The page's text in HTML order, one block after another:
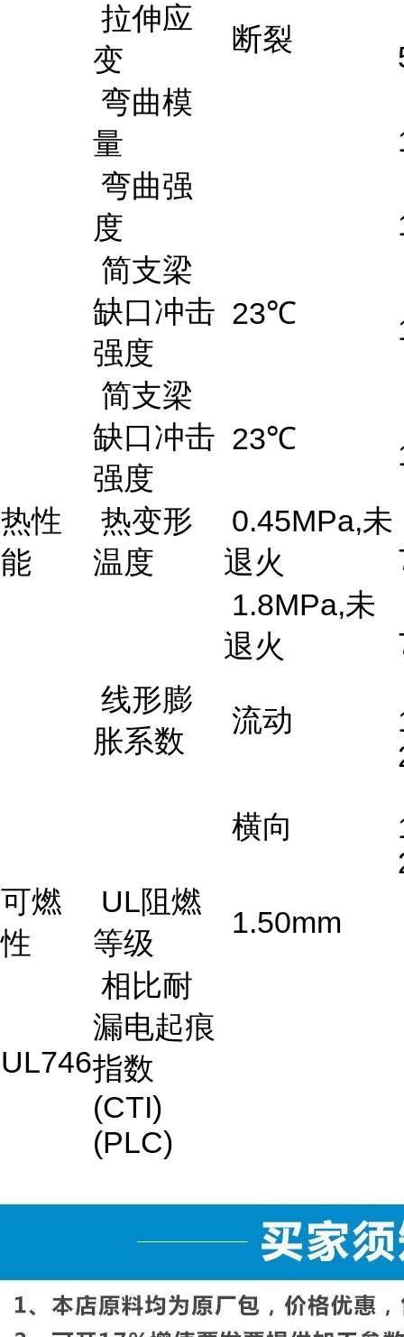
拉伸应
变
断裂
弯曲模
量
弯曲强
度
简支梁
缺口冲击
强度
23℃
简支梁
缺口冲击
强度
23℃
热性
能
热变形
温度
0.45MPa,未
退火
1.8MPa,未
退火
线形膨
胀系数
流动
横向
可燃
性
UL阻燃
等级
1.50mm
UL746
相比耐
漏电起痕
指数
(CTI)
(PLC)